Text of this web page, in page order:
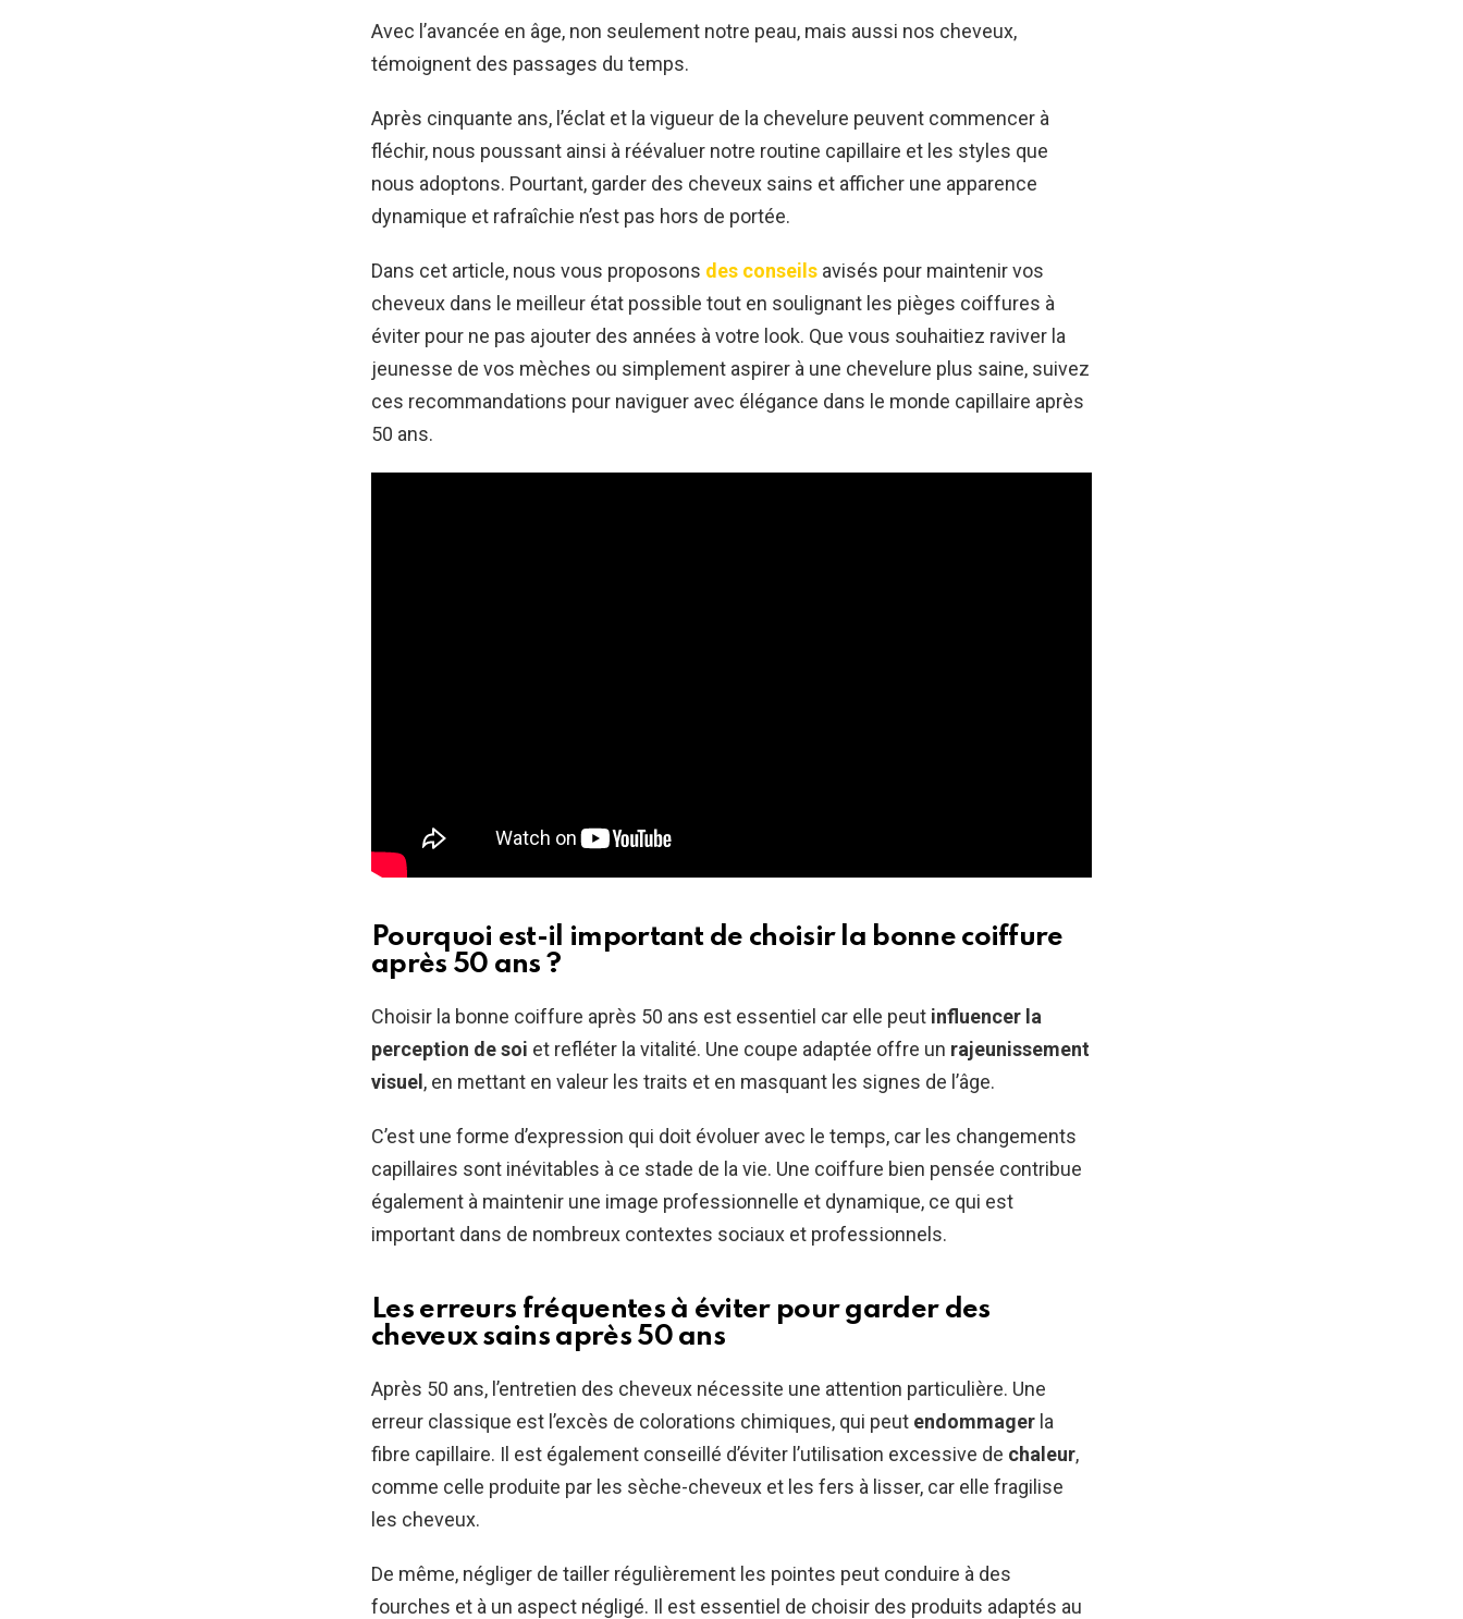
Avec l’avancée en âge, non seulement notre peau, mais aussi nos cheveux,
témoignent des passages du temps.
Après cinquante ans, l’éclat et la vigueur de la chevelure peuvent commencer à
fléchir, nous poussant ainsi à réévaluer notre routine capillaire et les styles que
nous adoptons. Pourtant, garder des cheveux sains et afficher une apparence
dynamique et rafraîchie n’est pas hors de portée.
Dans cet article, nous vous proposons des conseils avisés pour maintenir vos
cheveux dans le meilleur état possible tout en soulignant les pièges coiffures à
éviter pour ne pas ajouter des années à votre look. Que vous souhaitiez raviver la
jeunesse de vos mèches ou simplement aspirer à une chevelure plus saine, suivez
ces recommandations pour naviguer avec élégance dans le monde capillaire après
50 ans.
Pourquoi est-il important de choisir la bonne coiffure
après 50 ans ?
Choisir la bonne coiffure après 50 ans est essentiel car elle peut influencer la
perception de soi et refléter la vitalité. Une coupe adaptée offre un rajeunissement
visuel, en mettant en valeur les traits et en masquant les signes de l’âge.
C’est une forme d’expression qui doit évoluer avec le temps, car les changements
capillaires sont inévitables à ce stade de la vie. Une coiffure bien pensée contribue
également à maintenir une image professionnelle et dynamique, ce qui est
important dans de nombreux contextes sociaux et professionnels.
Les erreurs fréquentes à éviter pour garder des
cheveux sains après 50 ans
Après 50 ans, l’entretien des cheveux nécessite une attention particulière. Une
erreur classique est l’excès de colorations chimiques, qui peut endommager la
fibre capillaire. Il est également conseillé d’éviter l’utilisation excessive de chaleur,
comme celle produite par les sèche-cheveux et les fers à lisser, car elle fragilise
les cheveux.
De même, négliger de tailler régulièrement les pointes peut conduire à des
fourches et à un aspect négligé. Il est essentiel de choisir des produits adaptés au